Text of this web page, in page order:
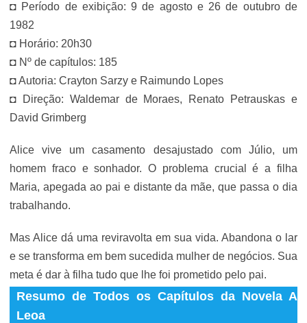
◘ Período de exibição: 9 de agosto e 26 de outubro de
1982
◘ Horário: 20h30
◘ Nº de capítulos: 185
◘ Autoria: Crayton Sarzy e Raimundo Lopes
◘ Direção: Waldemar de Moraes, Renato Petrauskas e
David Grimberg
Alice vive um casamento desajustado com Júlio, um
homem fraco e sonhador. O problema crucial é a filha
Maria, apegada ao pai e distante da mãe, que passa o dia
trabalhando.
Mas Alice dá uma reviravolta em sua vida. Abandona o lar
e se transforma em bem sucedida mulher de negócios. Sua
meta é dar à filha tudo que lhe foi prometido pelo pai.
Resumo de Todos os Capítulos da Novela A
Leoa